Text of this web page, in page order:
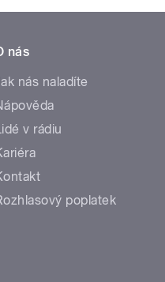
nás
nás naladíte
v rádiu
poplatek